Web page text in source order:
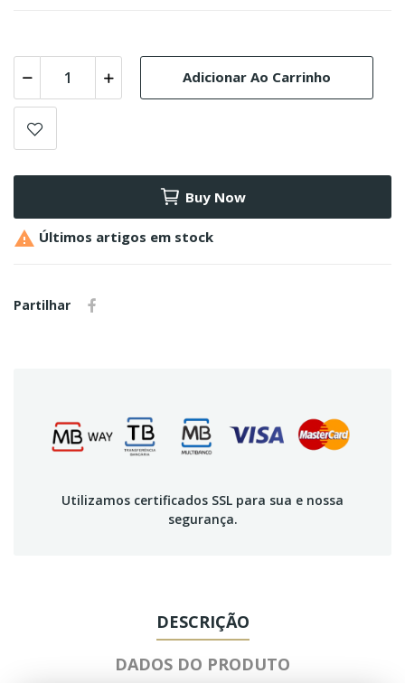
Adicionar Ao Carrinho
Buy Now
 Últimos artigos em stock
Partilhar
Utilizamos certificados SSL para sua e nossa
segurança.
DESCRIÇÃO
DADOS DO PRODUTO